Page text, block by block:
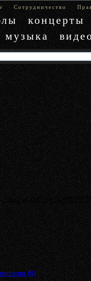
Сотрудничество
концерты
музыка
"data-ad-slot" =>
(0)